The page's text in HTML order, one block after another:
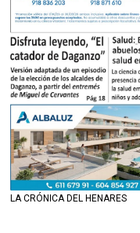
LA CRÓNICA DEL HENARES